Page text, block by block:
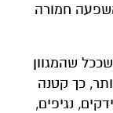
השפעה חמורה
שהמגוון
כך קטנה
נגיפים,